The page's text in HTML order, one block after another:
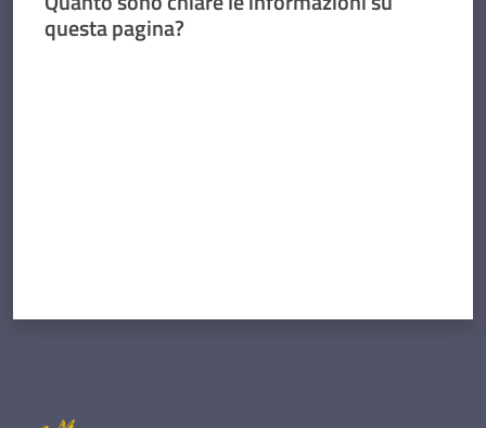
questa pagina?